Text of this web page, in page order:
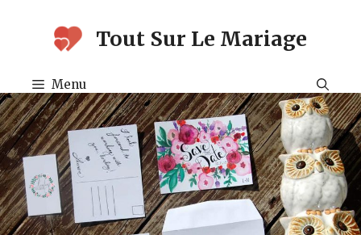
contenu
Tout Sur Le Mariage
Menu